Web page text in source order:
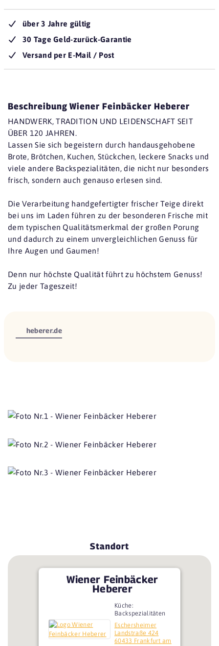
über 3 Jahre gültig
30 Tage Geld-zurück-Garantie
Versand per E-Mail / Post
Beschreibung Wiener Feinbäcker Heberer
HANDWERK, TRADITION UND LEIDENSCHAFT SEIT
ÜBER 120 JAHREN.
Lassen Sie sich begeistern durch handausgehobene
Brote, Brötchen, Kuchen, Stückchen, leckere Snacks und
viele andere Backspezialitäten, die nicht nur besonders
frisch, sondern auch genauso erlesen sind.
Die Verarbeitung handgefertigter frischer Teige direkt
bei uns im Laden führen zu der besonderen Frische mit
dem typischen Qualitätsmerkmal der großen Porung
und dadurch zu einem unvergleichlichen Genuss für
Ihre Augen und Gaumen!
Denn nur höchste Qualität führt zu höchstem Genuss!
Zu jeder Tageszeit!
heberer.de
Standort
Wiener Feinbäcker
Heberer
Küche:
Backspezialitäten
Eschersheimer
Landstraße 424
60433 Frankfurt am